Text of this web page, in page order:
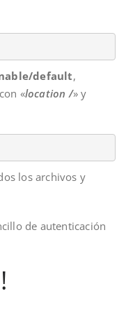
default,
«location /» y
los archivos y
de autenticación